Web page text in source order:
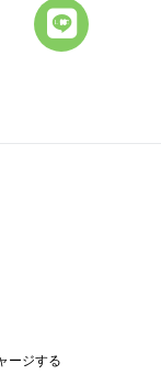
ージする